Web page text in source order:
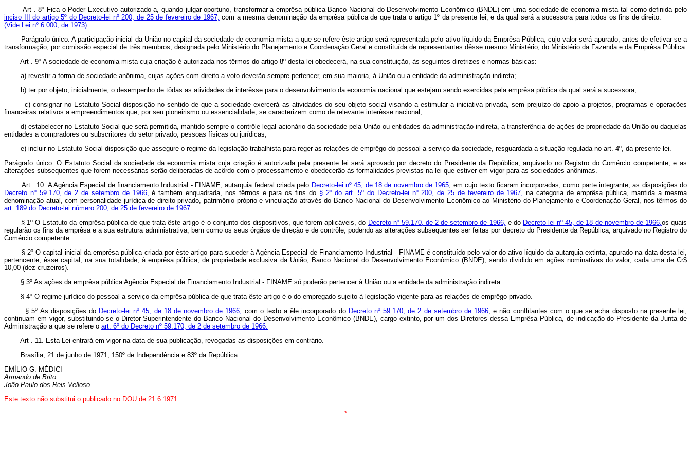
Art . 8º Fica o Poder Executivo autorizado a, quando julgar oportuno, transformar a emprêsa pública Banco Nacional do Desenvolvimento Econômico (BNDE) em uma sociedade de economia mista tal como definida pelo
inciso III do artigo 5º do Decreto-lei nº 200, de 25 de fevereiro de 1967, com a mesma denominação da emprêsa pública de que trata o artigo 1º da presente lei, e da qual será a sucessora para todos os fins de direito.
(Vide Lei nº 6.000, de 1973)
Parágrafo único. A participação inicial da União no capital da sociedade de economia mista a que se refere êste artigo será representada pelo ativo líquido da Emprêsa Pública, cujo valor será apurado, antes de efetivar-se a
transformação, por comissão especial de três membros, designada pelo Ministério do Planejamento e Coordenação Geral e constituída de representantes dêsse mesmo Ministério, do Ministério da Fazenda e da Emprêsa Pública.
Art . 9º A sociedade de economia mista cuja criação é autorizada nos têrmos do artigo 8º desta lei obedecerá, na sua constituição, às seguintes diretrizes e normas básicas:
a) revestir a forma de sociedade anônima, cujas ações com direito a voto deverão sempre pertencer, em sua maioria, à União ou a entidade da administração indireta;
b) ter por objeto, inicialmente, o desempenho de tôdas as atividades de interêsse para o desenvolvimento da economia nacional que estejam sendo exercidas pela emprêsa pública da qual será a sucessora;
c) consignar no Estatuto Social disposição no sentido de que a sociedade exercerá as atividades do seu objeto social visando a estimular a iniciativa privada, sem prejuízo do apoio a projetos, programas e operações
financeiras relativos a empreendimentos que, por seu pioneirismo ou essencialidade, se caracterizem como de relevante interêsse nacional;
d) estabelecer no Estatuto Social que será permitida, mantido sempre o contrôle legal acionário da sociedade pela União ou entidades da administração indireta, a transferência de ações de propriedade da União ou daquelas
entidades a compradores ou subscritores do setor privado, pessoas físicas ou jurídicas;
e) incluir no Estatuto Social disposição que assegure o regime da legislação trabalhista para reger as relações de emprêgo do pessoal a serviço da sociedade, resguardada a situação regulada no art. 4º, da presente lei.
Parágrafo único. O Estatuto Social da sociedade da economia mista cuja criação é autorizada pela presente lei será aprovado por decreto do Presidente da República, arquivado no Registro do Comércio competente, e as
alterações subsequentes que forem necessárias serão deliberadas de acôrdo com o processamento e obedecerão às formalidades previstas na lei que estiver em vigor para as sociedades anônimas.
Art . 10. A Agência Especial de financiamento Industrial - FINAME, autarquia federal criada pelo Decreto-lei nº 45, de 18 de novembro de 1965, em cujo texto ficaram incorporadas, como parte integrante, as disposições do
Decreto nº 59.170, de 2 de setembro de 1966, é também enquadrada, nos têrmos e para os fins do § 2º do art. 5º do Decreto-lei nº 200, de 25 de fevereiro de 1967, na categoria de emprêsa pública, mantida a mesma
denominação atual, com personalidade jurídica de direito privado, patrimônio próprio e vinculação através do Banco Nacional do Desenvolvimento Econômico ao Ministério do Planejamento e Coordenação Geral, nos têrmos do
art. 189 do Decreto-lei número 200, de 25 de fevereiro de 1967.
§ 1º O Estatuto da emprêsa pública de que trata êste artigo é o conjunto dos dispositivos, que forem aplicáveis, do Decreto nº 59.170, de 2 de setembro de 1966, e do Decreto-lei nº 45, de 18 de novembro de 1966,os quais
regularão os fins da emprêsa e a sua estrutura administrativa, bem como os seus órgãos de direção e de contrôle, podendo as alterações subsequentes ser feitas por decreto do Presidente da República, arquivado no Registro do
Comércio competente.
§ 2º O capital inicial da emprêsa pública criada por êste artigo para suceder à Agência Especial de Financiamento Industrial - FINAME é constituído pelo valor do ativo líquido da autarquia extinta, apurado na data desta lei,
pertencente, êsse capital, na sua totalidade, à emprêsa pública, de propriedade exclusiva da União, Banco Nacional do Desenvolvimento Econômico (BNDE), sendo dividido em ações nominativas do valor, cada uma de Cr$
10,00 (dez cruzeiros).
§ 3º As ações da emprêsa pública Agência Especial de Financiamento Industrial - FINAME só poderão pertencer à União ou a entidade da administração indireta.
§ 4º O regime jurídico do pessoal a serviço da emprêsa pública de que trata êste artigo é o do empregado sujeito à legislação vigente para as relações de emprêgo privado.
§ 5º As disposições do Decreto-lei nº 45, de 18 de novembro de 1966, com o texto a êle incorporado do Decreto nº 59.170, de 2 de setembro de 1966, e não conflitantes com o que se acha disposto na presente lei,
continuam em vigor, substituindo-se o Diretor-Superintendente do Banco Nacional do Desenvolvimento Econômico (BNDE), cargo extinto, por um dos Diretores dessa Emprêsa Pública, de indicação do Presidente da Junta de
Administração a que se refere o art. 6º do Decreto nº 59.170, de 2 de setembro de 1966.
Art . 11. Esta Lei entrará em vigor na data de sua publicação, revogadas as disposições em contrário.
Brasília, 21 de junho de 1971; 150º de Independência e 83º da República.
EMÍLIO G. MÉDICI
Armando de Brito
João Paulo dos Reis Velloso
Este texto não substitui o publicado no DOU de 21.6.1971
*